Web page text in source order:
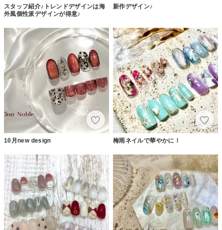
スタッフ紹介♪トレンドデザインは海
外風個性派デザインが得意♪
新作デザイン♪
10月new design 梅雨ネイルで華やかに！